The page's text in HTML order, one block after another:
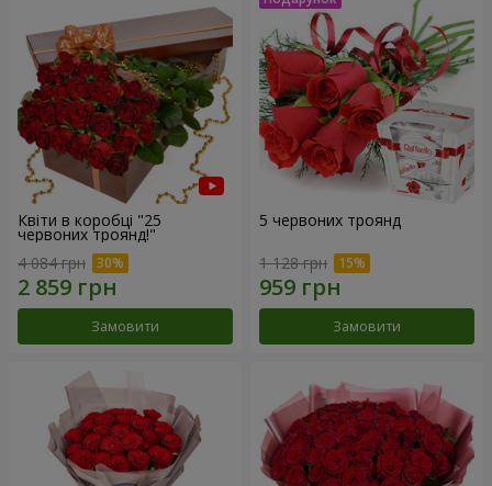
Квіти в коробці "25
червоних троянд!"
4 084 грн
Замовити
5 червоних троянд
1 128 грн
Замовити